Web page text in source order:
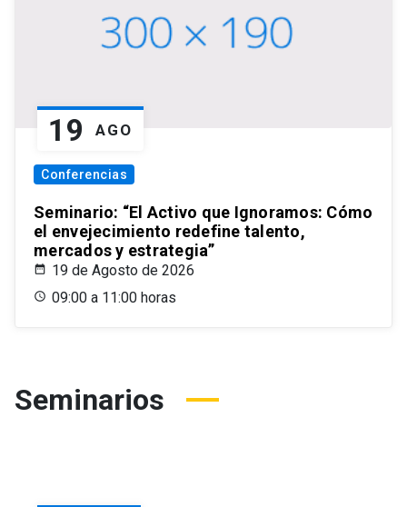
19 AGO
Conferencias
Seminario: “El Activo que Ignoramos: Cómo
el envejecimiento redefine talento,
mercados y estrategia”
19 de Agosto de 2026
09:00 a 11:00 horas
Seminarios